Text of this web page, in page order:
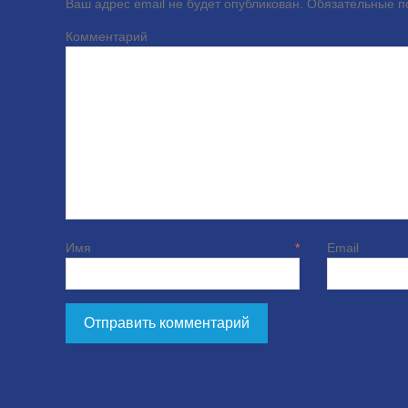
Ваш адрес email не будет опубликован. Обязательные
Имя *